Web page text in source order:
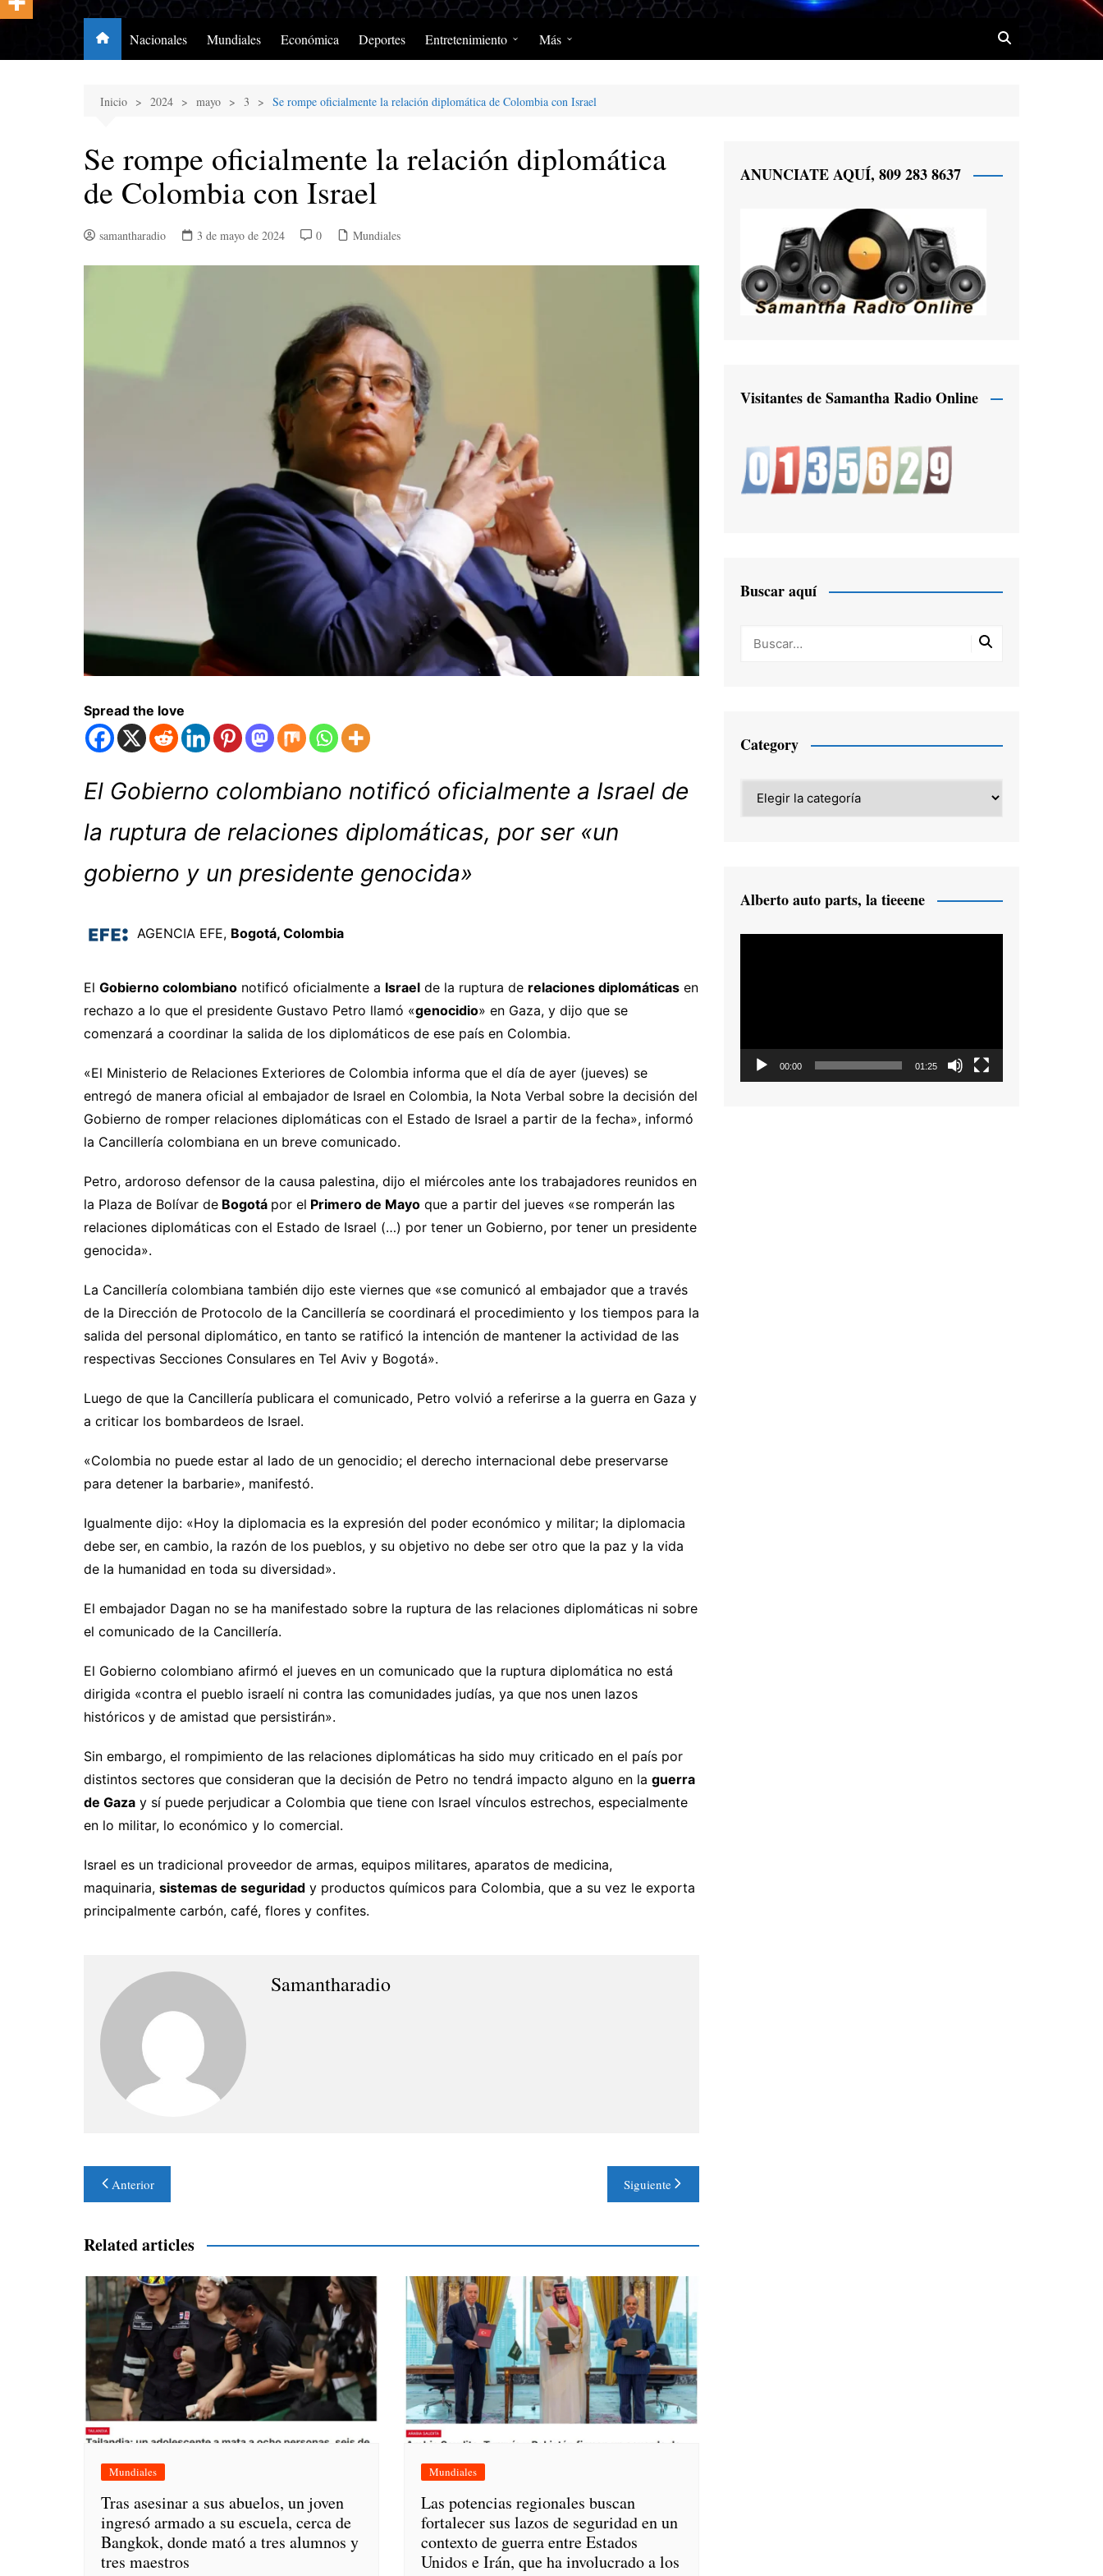
Nacionales Mundiales Económica Deportes Entretenimiento
MerengClásicos
Más
Inicio 2024 mayo 3 Se rompe oficialmente la relación diplomática de Colombia con Israel
Se rompe oficialmente la relación diplomática
de Colombia con Israel
samantharadio 3 de mayo de 2024 0 Mundiales
Spread the love
El Gobierno colombiano notificó oficialmente a Israel de
la ruptura de relaciones diplomáticas, por ser «un
gobierno y un presidente genocida»
AGENCIA EFE, Bogotá, Colombia
El Gobierno colombiano notificó oficialmente a Israel de la ruptura de relaciones diplomáticas en
rechazo a lo que el presidente Gustavo Petro llamó «genocidio» en Gaza, y dijo que se
comenzará a coordinar la salida de los diplomáticos de ese país en Colombia.
«El Ministerio de Relaciones Exteriores de Colombia informa que el día de ayer (jueves) se
entregó de manera oficial al embajador de Israel en Colombia, la Nota Verbal sobre la decisión del
Gobierno de romper relaciones diplomáticas con el Estado de Israel a partir de la fecha», informó
la Cancillería colombiana en un breve comunicado.
Petro, ardoroso defensor de la causa palestina, dijo el miércoles ante los trabajadores reunidos en
la Plaza de Bolívar de Bogotá por el Primero de Mayo que a partir del jueves «se romperán las
relaciones diplomáticas con el Estado de Israel (…) por tener un Gobierno, por tener un presidente
genocida».
La Cancillería colombiana también dijo este viernes que «se comunicó al embajador que a través
de la Dirección de Protocolo de la Cancillería se coordinará el procedimiento y los tiempos para la
salida del personal diplomático, en tanto se ratificó la intención de mantener la actividad de las
respectivas Secciones Consulares en Tel Aviv y Bogotá».
Luego de que la Cancillería publicara el comunicado, Petro volvió a referirse a la guerra en Gaza y
a criticar los bombardeos de Israel.
«Colombia no puede estar al lado de un genocidio; el derecho internacional debe preservarse
para detener la barbarie», manifestó.
Igualmente dijo: «Hoy la diplomacia es la expresión del poder económico y militar; la diplomacia
debe ser, en cambio, la razón de los pueblos, y su objetivo no debe ser otro que la paz y la vida
de la humanidad en toda su diversidad».
El embajador Dagan no se ha manifestado sobre la ruptura de las relaciones diplomáticas ni sobre
el comunicado de la Cancillería.
El Gobierno colombiano afirmó el jueves en un comunicado que la ruptura diplomática no está
dirigida «contra el pueblo israelí ni contra las comunidades judías, ya que nos unen lazos
históricos y de amistad que persistirán».
Sin embargo, el rompimiento de las relaciones diplomáticas ha sido muy criticado en el país por
distintos sectores que consideran que la decisión de Petro no tendrá impacto alguno en la guerra
de Gaza y sí puede perjudicar a Colombia que tiene con Israel vínculos estrechos, especialmente
en lo militar, lo económico y lo comercial.
Israel es un tradicional proveedor de armas, equipos militares, aparatos de medicina,
maquinaria, sistemas de seguridad y productos químicos para Colombia, que a su vez le exporta
principalmente carbón, café, flores y confites.
Samantharadio
Navegación
de
entradas
Anterior Siguiente
Related articles
Mundiales
Tras asesinar a sus abuelos, un joven
ingresó armado a su escuela, cerca de
Bangkok, donde mató a tres alumnos y
tres maestros
Mundiales
Las potencias regionales buscan
fortalecer sus lazos de seguridad en un
contexto de guerra entre Estados
Unidos e Irán, que ha involucrado a los
ANUNCIATE AQUÍ, 809 283 8637
Visitantes de Samantha Radio Online
Buscar aquí
Category
Alberto auto parts, la tieeene
00:00 01:25